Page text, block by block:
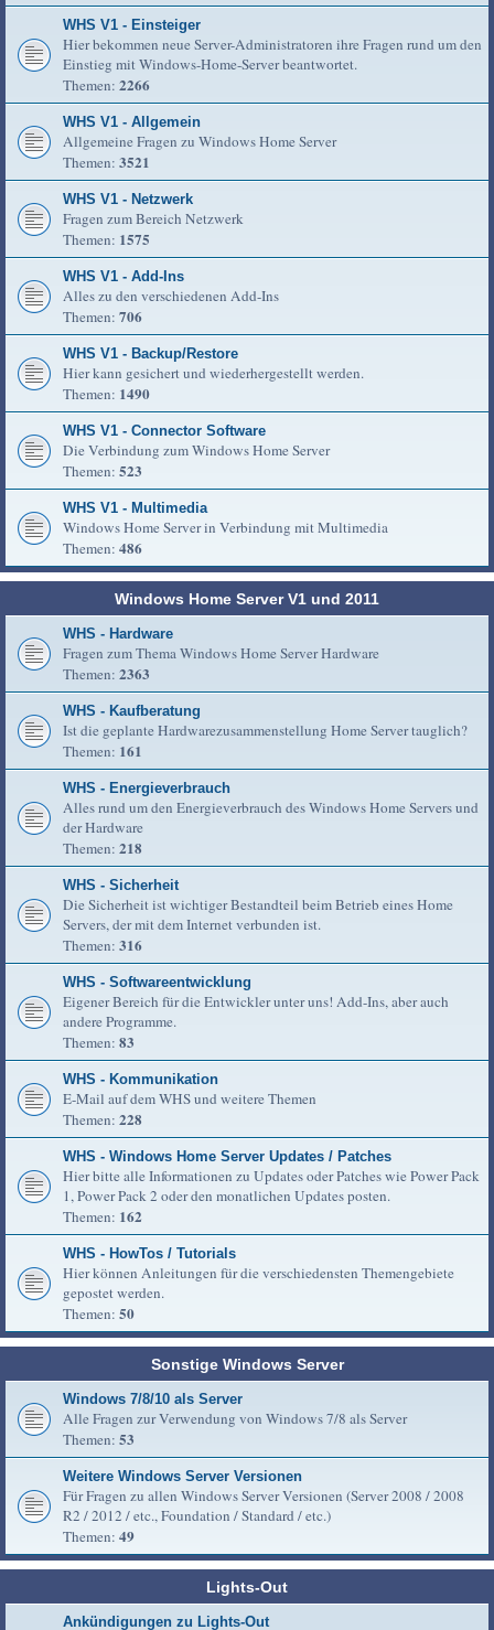
WHS V1 - Einsteiger
Hier bekommen neue Server-Administratoren ihre Fragen rund um den
Einstieg mit Windows-Home-Server beantwortet.
Themen: 2266
WHS V1 - Allgemein
Allgemeine Fragen zu Windows Home Server
Themen: 3521
WHS V1 - Netzwerk
Fragen zum Bereich Netzwerk
Themen: 1575
WHS V1 - Add-Ins
Alles zu den verschiedenen Add-Ins
Themen: 706
WHS V1 - Backup/Restore
Hier kann gesichert und wiederhergestellt werden.
Themen: 1490
WHS V1 - Connector Software
Die Verbindung zum Windows Home Server
Themen: 523
WHS V1 - Multimedia
Windows Home Server in Verbindung mit Multimedia
Themen: 486
Windows Home Server V1 und 2011
WHS - Hardware
Fragen zum Thema Windows Home Server Hardware
Themen: 2363
WHS - Kaufberatung
Ist die geplante Hardwarezusammenstellung Home Server tauglich?
Themen: 161
WHS - Energieverbrauch
Alles rund um den Energieverbrauch des Windows Home Servers und
der Hardware
Themen: 218
WHS - Sicherheit
Die Sicherheit ist wichtiger Bestandteil beim Betrieb eines Home
Servers, der mit dem Internet verbunden ist.
Themen: 316
WHS - Softwareentwicklung
Eigener Bereich für die Entwickler unter uns! Add-Ins, aber auch
andere Programme.
Themen: 83
WHS - Kommunikation
E-Mail auf dem WHS und weitere Themen
Themen: 228
WHS - Windows Home Server Updates / Patches
Hier bitte alle Informationen zu Updates oder Patches wie Power Pack
1, Power Pack 2 oder den monatlichen Updates posten.
Themen: 162
WHS - HowTos / Tutorials
Hier können Anleitungen für die verschiedensten Themengebiete
gepostet werden.
Themen: 50
Sonstige Windows Server
Windows 7/8/10 als Server
Alle Fragen zur Verwendung von Windows 7/8 als Server
Themen: 53
Weitere Windows Server Versionen
Für Fragen zu allen Windows Server Versionen (Server 2008 / 2008
R2 / 2012 / etc., Foundation / Standard / etc.)
Themen: 49
Lights-Out
Ankündigungen zu Lights-Out